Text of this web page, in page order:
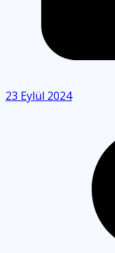
23 Eylül 2024